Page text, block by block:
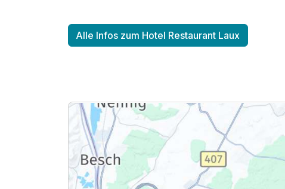
1 Erwachsenen
Alle Infos zum Hotel Restaurant Laux